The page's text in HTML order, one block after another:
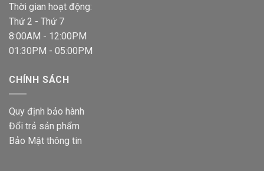
Thời gian hoạt động:
Thứ 2 - Thứ 7
8:00AM - 12:00PM
01:30PM - 05:00PM
CHÍNH SÁCH
Quy định bảo hành
Đổi trả sản phẩm
Bảo Mật thông tin